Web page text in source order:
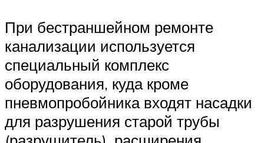
При бестраншейном ремонте
канализации используется
специальный комплекс
оборудования, куда кроме
пневмопробойника входят насадки
для разрушения старой трубы